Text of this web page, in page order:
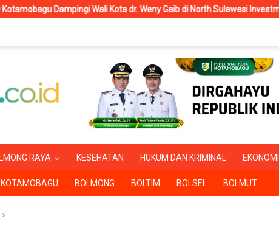
Wali Kota dr. Weny Gaib di North Sulawesi Investment Forum
RAYA KESEHATAN HUKUM DAN KRIMINAL EKONOMI
KOTAMOBAGU BOLMONG BOLTIM BOLSEL BOLMUT